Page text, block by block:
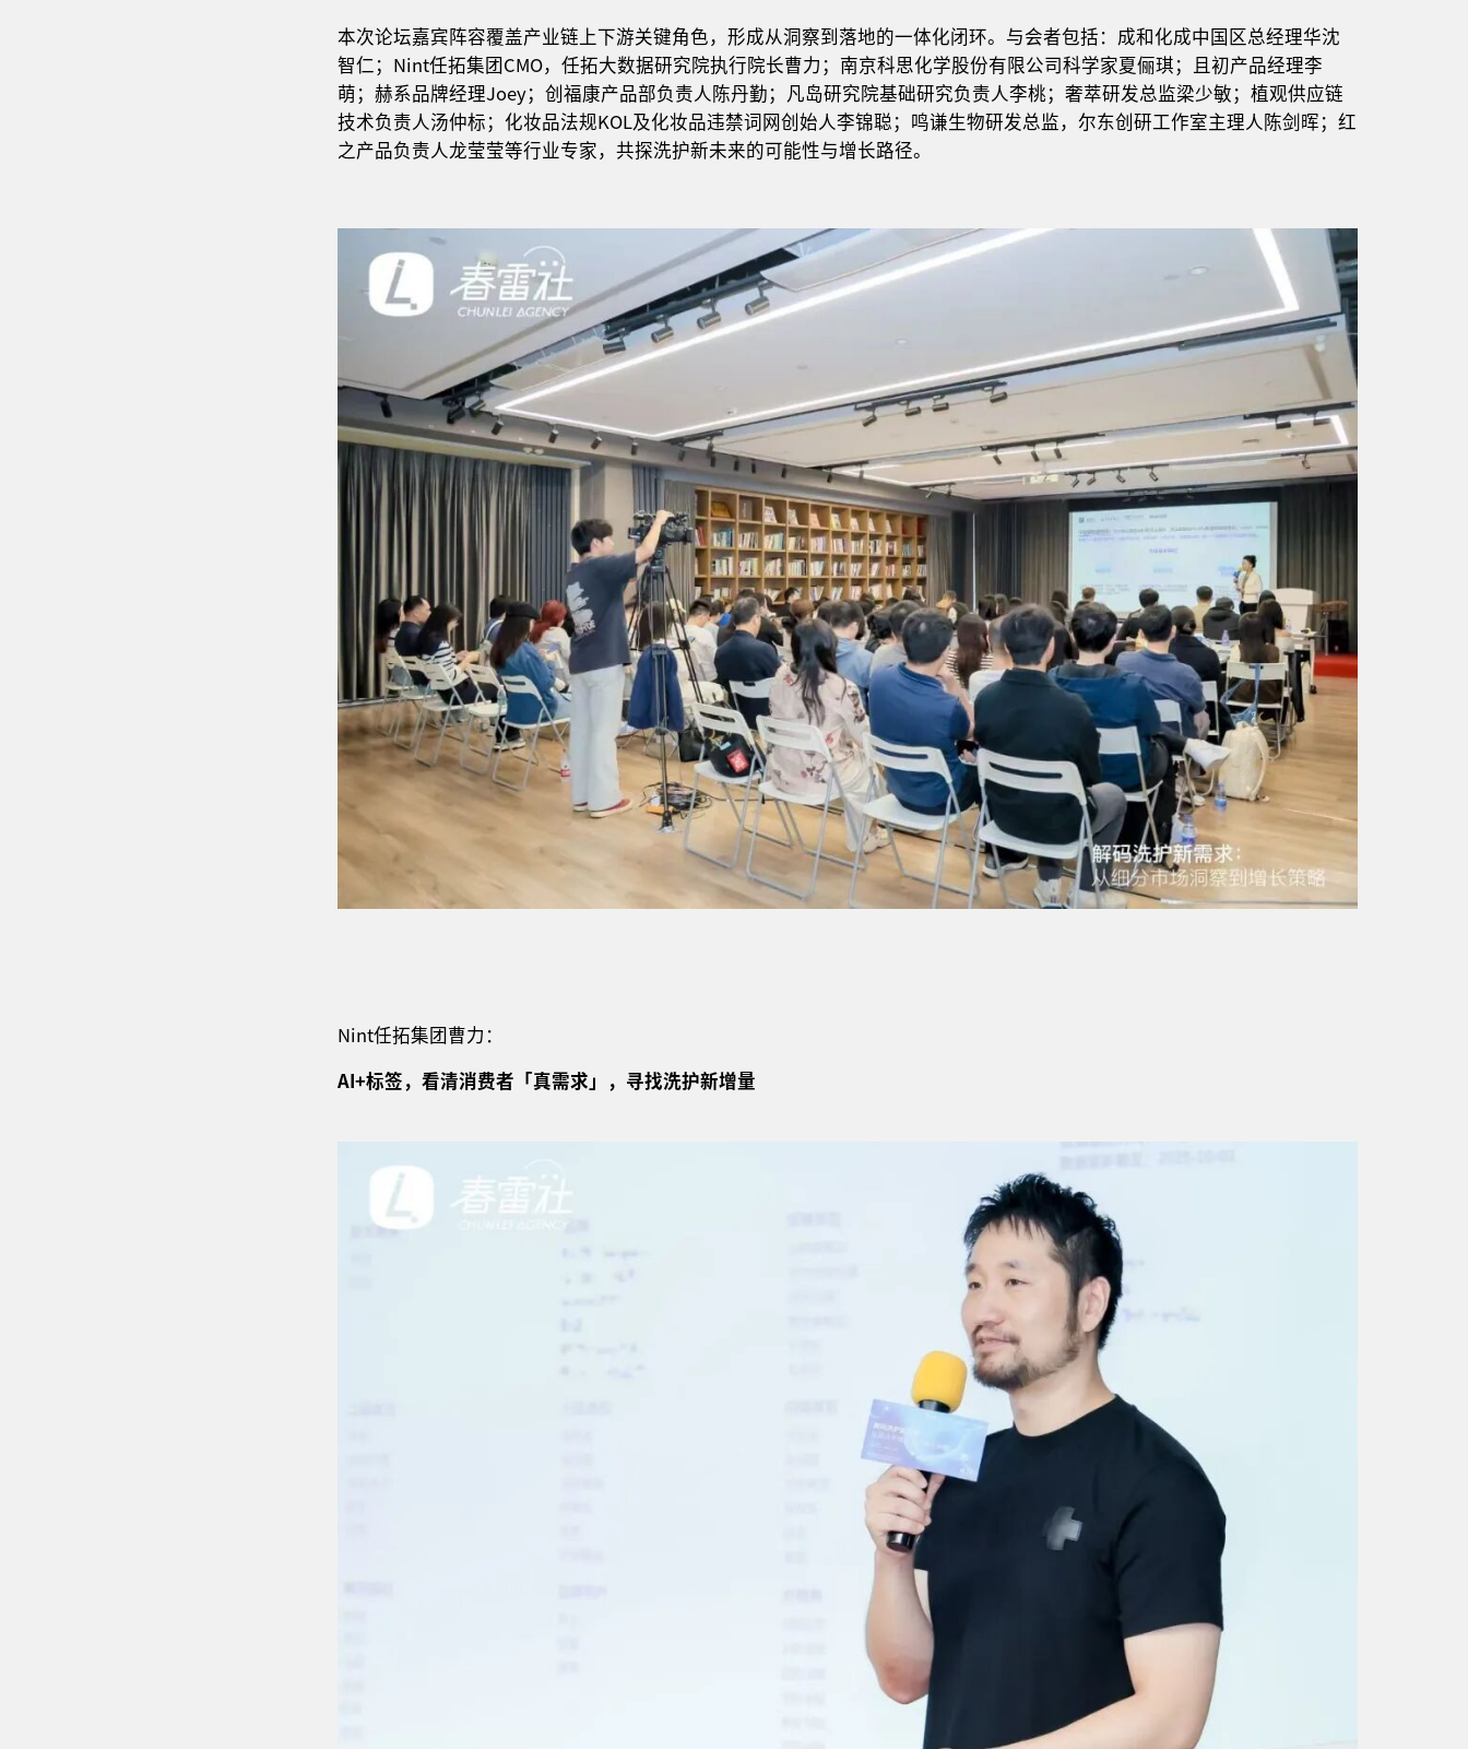
本次论坛嘉宾阵容覆盖产业链上下游关键角色，形成从洞察到落地的一体化闭环。与会者包括：成和化成中国区总经理华沈
智仁；Nint任拓集团CMO，任拓大数据研究院执行院长曹力；南京科思化学股份有限公司科学家夏俪琪；且初产品经理李
萌；赫系品牌经理Joey；创福康产品部负责人陈丹勤；凡岛研究院基础研究负责人李桃；奢萃研发总监梁少敏；植观供应链
技术负责人汤仲标；化妆品法规KOL及化妆品违禁词网创始人李锦聪；鸣谦生物研发总监，尔东创研工作室主理人陈剑晖；红
之产品负责人龙莹莹等行业专家，共探洗护新未来的可能性与增长路径。
Nint任拓集团曹力：
AI+标签，看清消费者「真需求」，寻找洗护新增量